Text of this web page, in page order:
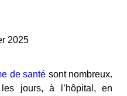
2025
de santé sont nombreux.
jours, à l’hôpital, en